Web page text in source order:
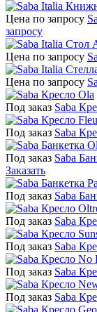
Цена по запросу
запросу
Цена по запросу
Цена по запросу
Под заказ Saba
Под заказ Saba
Под заказ Saba
Заказать
Под заказ Saba
Под заказ Saba
Под заказ Saba
Под заказ Saba
Под заказ Saba